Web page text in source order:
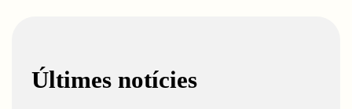
Últimes notícies